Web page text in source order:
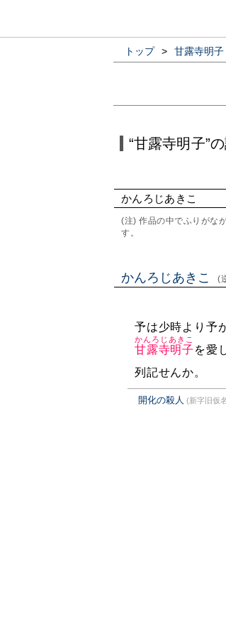
トップ > 甘露寺明子
“甘露寺明子”
かんろじあきこ
(注) 作品の中でふりがな
す。
かんろじあきこ (
予は少時より予
甘露寺明子
かんろじあきこ
を愛
列記せんか。
開化の殺人 (新字旧仮